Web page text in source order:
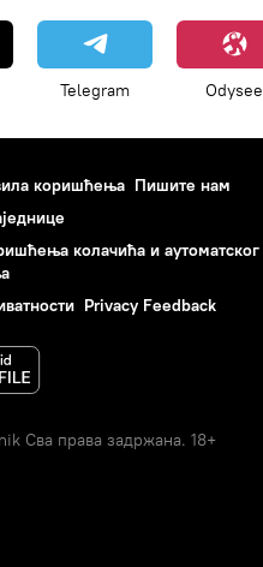
Telegram Odysee
коришћења Пишите нам
колачића и аутоматског
Privacy Feedback
Сва права задржана. 18+